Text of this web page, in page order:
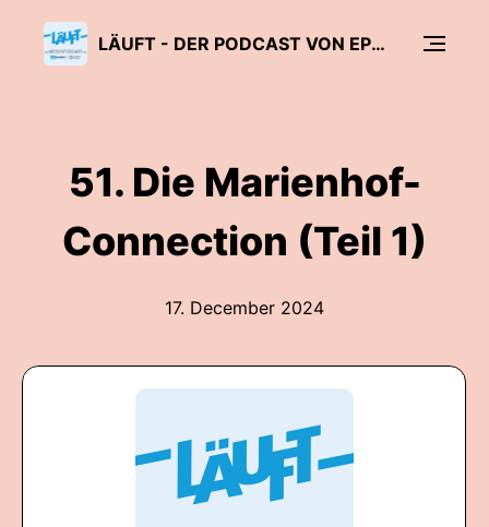
LÄUFT - DER PODCAST VON EPD MEDIEN UND GRIMME INSTITUT
51. Die Marienhof-
Connection (Teil 1)
17. December 2024